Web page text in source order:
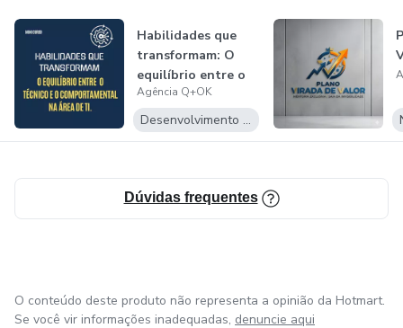
Habilidades que
transformam: O
equilíbrio entre o
técnico e...
Agência Q+OK
Desenvolvimento Pessoal
Dúvidas frequentes
O conteúdo deste produto não representa a opinião da Hotmart.
Se você vir informações inadequadas, denuncie aqui